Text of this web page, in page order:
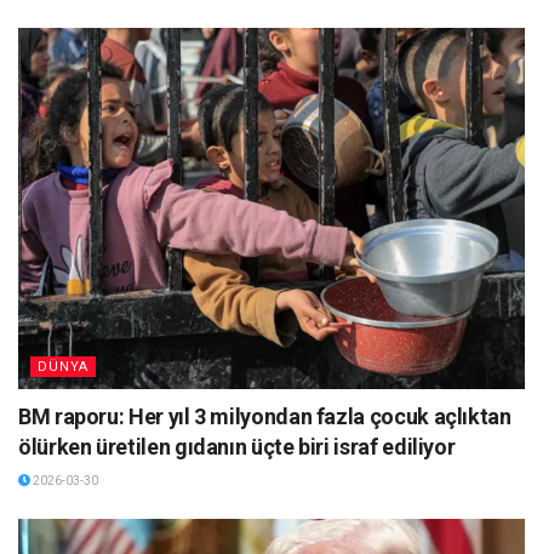
DÜNYA
BM raporu: Her yıl 3 milyondan fazla çocuk açlıktan
ölürken üretilen gıdanın üçte biri israf ediliyor
2026-03-30